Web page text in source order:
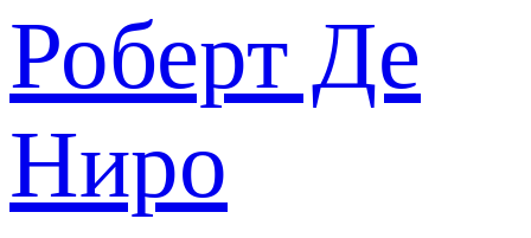
Роберт Де
Ниро